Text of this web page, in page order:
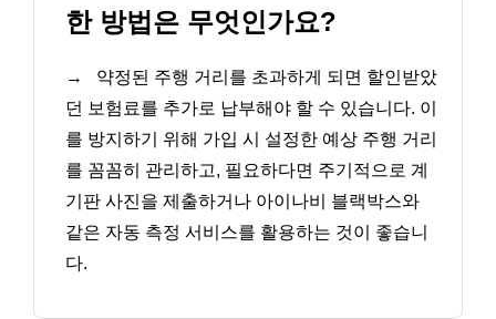
한 방법은 무엇인가요?
→
약정된 주행 거리를 초과하게 되면 할인받았
던 보험료를 추가로 납부해야 할 수 있습니다. 이
를 방지하기 위해 가입 시 설정한 예상 주행 거리
를 꼼꼼히 관리하고, 필요하다면 주기적으로 계
기판 사진을 제출하거나 아이나비 블랙박스와
같은 자동 측정 서비스를 활용하는 것이 좋습니
다.